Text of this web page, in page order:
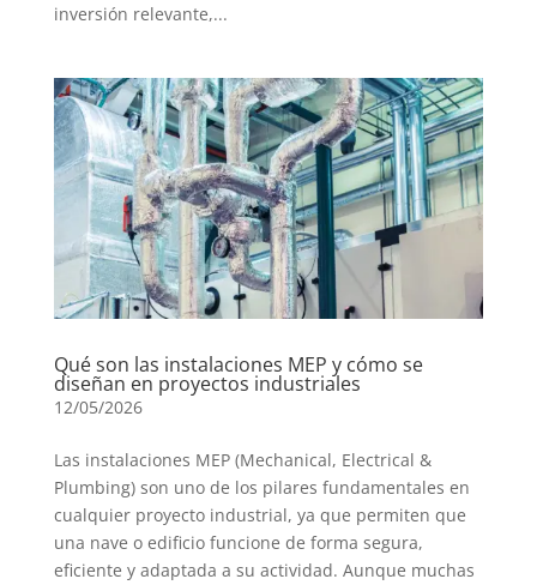
inversión relevante,...
Qué son las instalaciones MEP y cómo se
diseñan en proyectos industriales
12/05/2026
Las instalaciones MEP (Mechanical, Electrical &
Plumbing) son uno de los pilares fundamentales en
cualquier proyecto industrial, ya que permiten que
una nave o edificio funcione de forma segura,
eficiente y adaptada a su actividad. Aunque muchas